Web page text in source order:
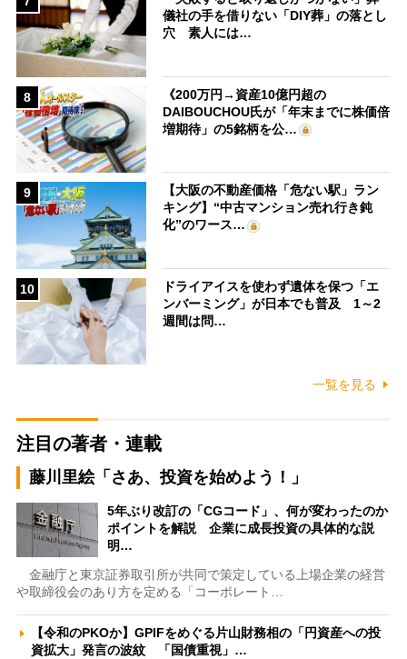
儀社の手を借りない「DIY葬」の落とし
穴 素人には…
8
《200万円→資産10億円超の
DAIBOUCHOU氏が「年末までに株価倍
増期待」の5銘柄を公…
9
【大阪の不動産価格「危ない駅」ラン
キング】“中古マンション売れ行き鈍
化”のワース…
10
ドライアイスを使わず遺体を保つ「エ
ンバーミング」が日本でも普及 1～2
週間は問…
一覧を見る
注目の著者・連載
藤川里絵「さあ、投資を始めよう！」
5年ぶり改訂の「CGコード」、何が変わったのか
ポイントを解説 企業に成長投資の具体的な説
明…
金融庁と東京証券取引所が共同で策定している上場企業の経営
や取締役会のあり方を定める「コーポレート…
【令和のPKOか】GPIFをめぐる片山財務相の「円資産への投
資拡大」発言の波紋 「国債重視」…